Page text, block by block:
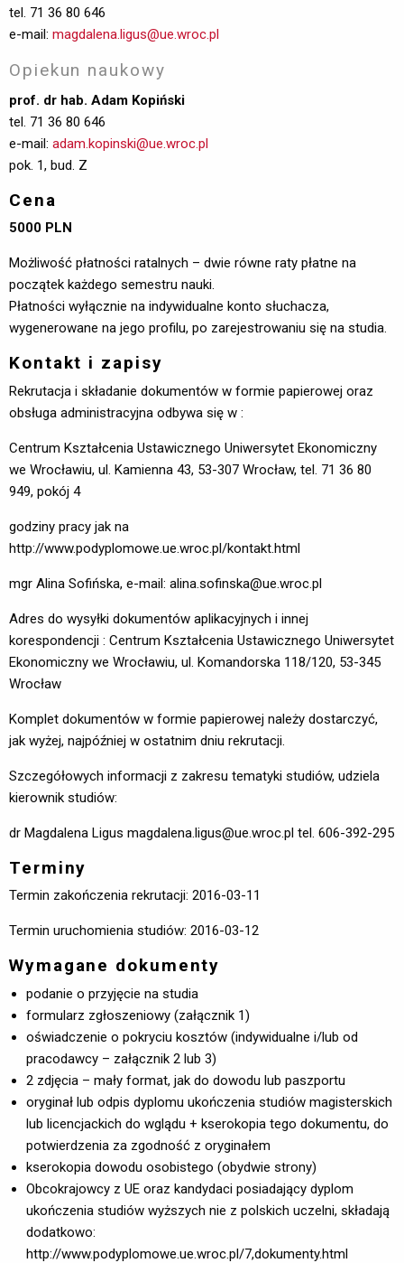
tel. 71 36 80 646
e-mail: magdalena.ligus@ue.wroc.pl
Opiekun naukowy
prof. dr hab. Adam Kopiński
tel. 71 36 80 646
e-mail: adam.kopinski@ue.wroc.pl
pok. 1, bud. Z
Cena
5000 PLN
Możliwość płatności ratalnych – dwie równe raty płatne na
początek każdego semestru nauki.
Płatności wyłącznie na indywidualne konto słuchacza,
wygenerowane na jego profilu, po zarejestrowaniu się na studia.
Kontakt i zapisy
Rekrutacja i składanie dokumentów w formie papierowej oraz
obsługa administracyjna odbywa się w :
Centrum Kształcenia Ustawicznego Uniwersytet Ekonomiczny
we Wrocławiu, ul. Kamienna 43, 53-307 Wrocław, tel. 71 36 80
949, pokój 4
godziny pracy jak na
http://www.podyplomowe.ue.wroc.pl/kontakt.html
mgr Alina Sofińska, e-mail: alina.sofinska@ue.wroc.pl
Adres do wysyłki dokumentów aplikacyjnych i innej
korespondencji : Centrum Kształcenia Ustawicznego Uniwersytet
Ekonomiczny we Wrocławiu, ul. Komandorska 118/120, 53-345
Wrocław
Komplet dokumentów w formie papierowej należy dostarczyć,
jak wyżej, najpóźniej w ostatnim dniu rekrutacji.
Szczegółowych informacji z zakresu tematyki studiów, udziela
kierownik studiów:
dr Magdalena Ligus magdalena.ligus@ue.wroc.pl tel. 606-392-295
Terminy
Termin zakończenia rekrutacji: 2016-03-11
Termin uruchomienia studiów: 2016-03-12
Wymagane dokumenty
podanie o przyjęcie na studia
formularz zgłoszeniowy (załącznik 1)
oświadczenie o pokryciu kosztów (indywidualne i/lub od
pracodawcy – załącznik 2 lub 3)
2 zdjęcia – mały format, jak do dowodu lub paszportu
oryginał lub odpis dyplomu ukończenia studiów magisterskich
lub licencjackich do wglądu + kserokopia tego dokumentu, do
potwierdzenia za zgodność z oryginałem
kserokopia dowodu osobistego (obydwie strony)
Obcokrajowcy z UE oraz kandydaci posiadający dyplom
ukończenia studiów wyższych nie z polskich uczelni, składają
dodatkowo:
http://www.podyplomowe.ue.wroc.pl/7,dokumenty.html